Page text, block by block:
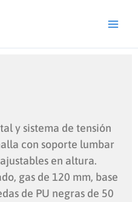
y sistema de tensión
con soporte lumbar
en altura.
gas de 120 mm, base
de PU negras de 50